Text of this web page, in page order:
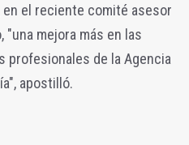
el reciente comité asesor
"una mejora más en las
profesionales de la Agencia
apostilló.